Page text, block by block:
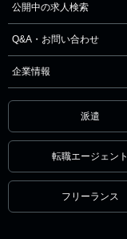
公開中の求人検索
Q&A・お問い合わせ
企業情報
派遣
転職エージェント
フリーランス